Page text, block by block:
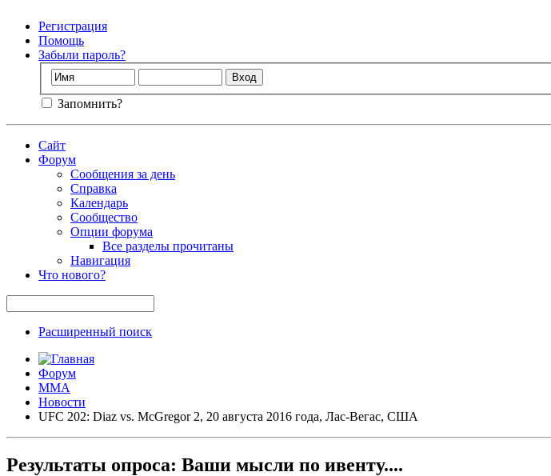
Регистрация
Помощь
Забыли пароль?
Запомнить?
Сайт
Форум
Сообщения за день
Справка
Календарь
Сообщество
Опции форума
Все разделы прочитаны
Навигация
Что нового?
Расширенный поиск
Форум
ММА
Новости
UFC 202: Diaz vs. McGregor 2, 20 августа 2016 года, Лас-Вегас, США
Результаты опроса: Ваши мысли по ивенту....